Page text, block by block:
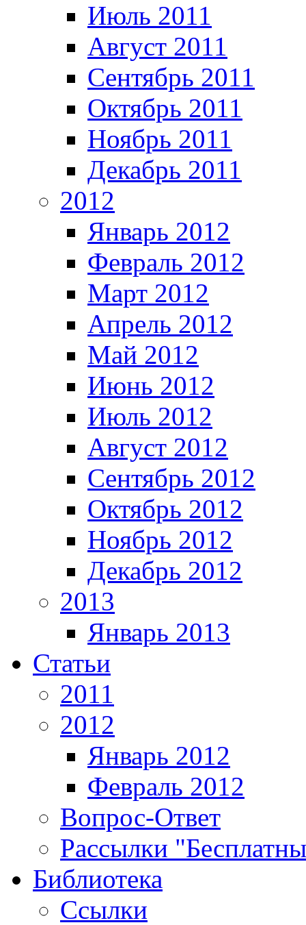
Июль 2011
Август 2011
Сентябрь 2011
Октябрь 2011
Ноябрь 2011
Декабрь 2011
2012
Январь 2012
Февраль 2012
Март 2012
Апрель 2012
Май 2012
Июнь 2012
Июль 2012
Август 2012
Сентябрь 2012
Октябрь 2012
Ноябрь 2012
Декабрь 2012
2013
Январь 2013
Статьи
2011
2012
Январь 2012
Февраль 2012
Вопрос-Ответ
Рассылки
Библиотека
Ссылки